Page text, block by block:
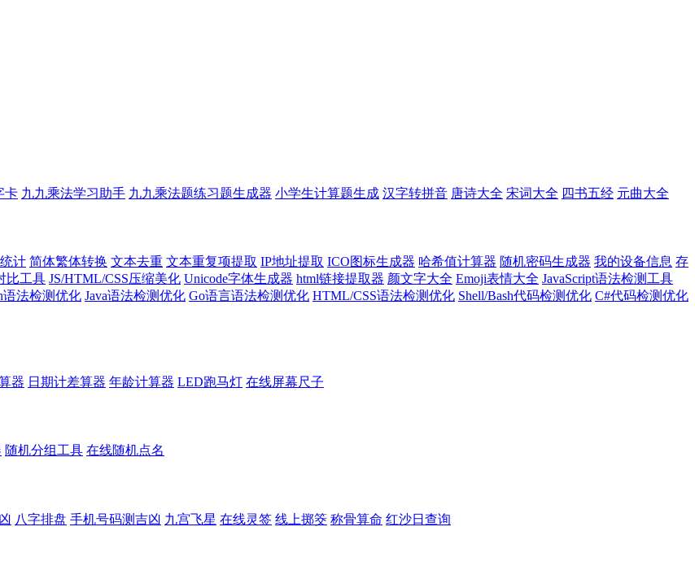
卡 九九乘法学习助手 九九乘法题练习题生成器 小学生计算题生成 汉字转拼音 唐诗大全 宋词大全 四书五经 元曲大全
计 简体繁体转换 文本去重 文本重复项提取 IP地址提取 ICO图标生成器 哈希值计算器 随机密码生成器 我的设备信息 存
比工具 JS/HTML/CSS压缩美化 Unicode字体生成器 html链接提取器 颜文字大全 Emoji表情大全 JavaScript语法检测工具
语法检测优化 Java语法检测优化 Go语言语法检测优化 HTML/CSS语法检测优化 Shell/Bash代码检测优化 C#代码检测优化
器 日期计差算器 年龄计算器 LED跑马灯 在线屏幕尺子
随机分组工具 在线随机点名
八字排盘 手机号码测吉凶 九宫飞星 在线灵签 线上掷筊 称骨算命 红沙日查询